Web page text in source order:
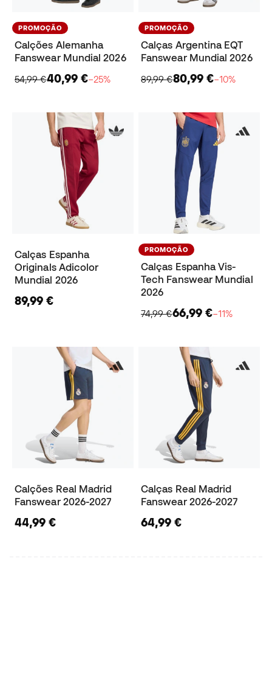
PROMOÇÃO
Calções Alemanha
Fanswear Mundial 2026
54,99 €40,99 €−25%
PROMOÇÃO
Calças Argentina EQT
Fanswear Mundial 2026
89,99 €80,99 €−10%
Calças Espanha
Originals Adicolor
Mundial 2026
89,99 €
PROMOÇÃO
Calças Espanha Vis-
Tech Fanswear Mundial
2026
74,99 €66,99 €−11%
Calções Real Madrid
Fanswear 2026-2027
44,99 €
Calças Real Madrid
Fanswear 2026-2027
64,99 €